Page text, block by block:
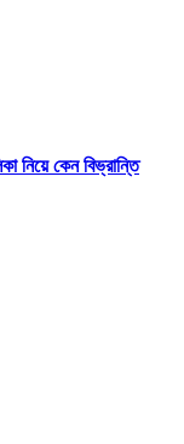
নিয়ে কেন বিভ্রান্তি